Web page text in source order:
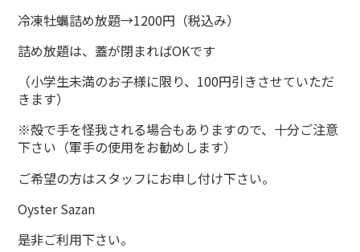
冷凍牡蠣詰め放題→1200円（税込み）
詰め放題は、蓋が閉まればOKです
（小学生未満のお子様に限り、100円引きさせていただ
きます）
※殻で手を怪我される場合もありますので、十分ご注意
下さい（軍手の使用をお勧めします）
ご希望の方はスタッフにお申し付け下さい。
Oyster Sazan
是非ご利用下さい。